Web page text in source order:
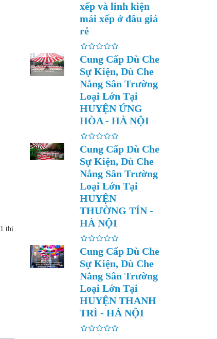
1 thị
xếp và linh kiện
mái xếp ở đâu giá
rẻ
Cung Cấp Dù Che
Sự Kiện, Dù Che
Nắng Sân Trường
Loại Lớn Tại
HUYỆN ỨNG
HÒA - HÀ NỘI
Cung Cấp Dù Che
Sự Kiện, Dù Che
Nắng Sân Trường
Loại Lớn Tại
HUYỆN
THƯỜNG TÍN -
HÀ NỘI
Cung Cấp Dù Che
Sự Kiện, Dù Che
Nắng Sân Trường
Loại Lớn Tại
HUYỆN THANH
TRÌ - HÀ NỘI